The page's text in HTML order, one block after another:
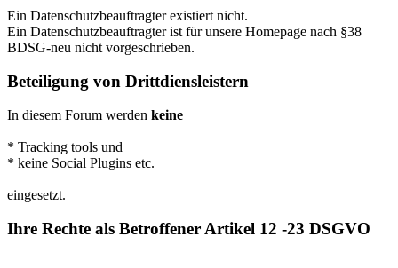
Ein Datenschutzbeauftragter existiert nicht.
Ein Datenschutzbeauftragter ist für unsere Homepage nach §38
BDSG-neu nicht vorgeschrieben.
Beteiligung von Drittdiensleistern
In diesem Forum werden keine
* Tracking tools und
* keine Social Plugins etc.
eingesetzt.
Ihre Rechte als Betroffener Artikel 12 -23 DSGVO